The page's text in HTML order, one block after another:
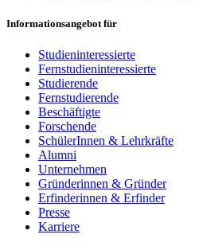
Informationsangebot für
Studieninteressierte
Fernstudieninteressierte
Studierende
Fernstudierende
Beschäftigte
Forschende
SchülerInnen & Lehrkräfte
Alumni
Unternehmen
Gründerinnen & Gründer
Erfinderinnen & Erfinder
Presse
Karriere